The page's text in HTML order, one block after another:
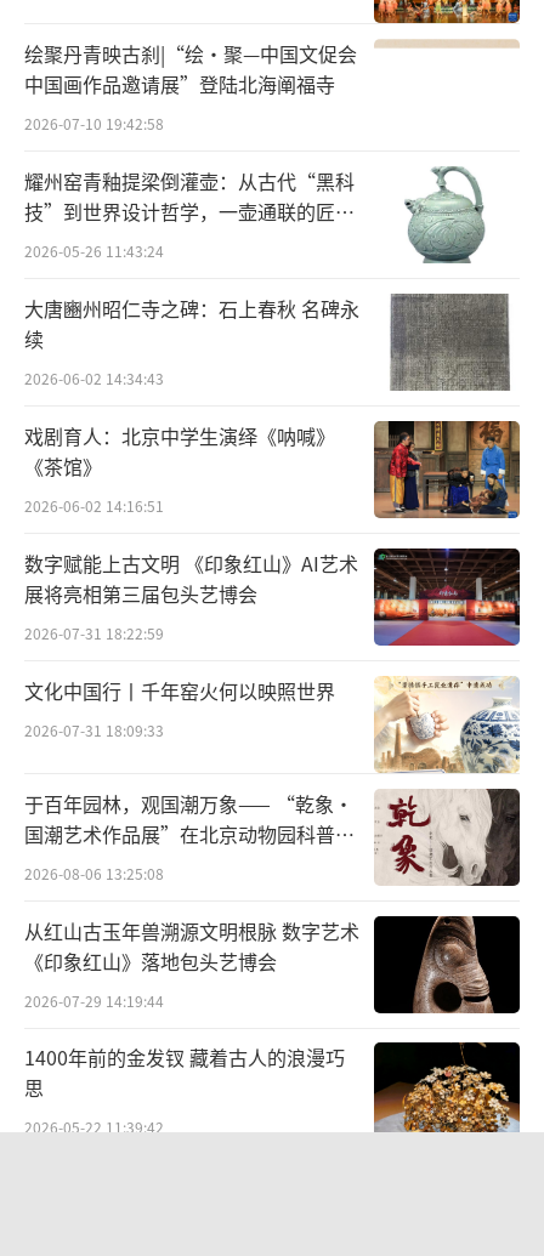
化大都市、为实现中华民族伟大复兴中国梦不
懈奋斗的强大力量。
地”“奠基立业”“富国裕民”“复兴伟
业”四个部分。中共一大代表何叔衡在接受党
的秘密任务时穿过的长衫、觉悟社成员合影、
毛泽东同志参加开国大典所穿的礼服、邓小平
同志视察天津经济技术开发区时“开发区大有
希望”的题词、习近平总书记视察天津期间察
看过的人工智能产品、张伯礼院士湖北抗击疫
情期间《弃胆诗》原件……千余件文物展品、
文献史料、图片视频，全景展示了中国共产党
津市在不同历史时期特别是党的十八大以来取
得的光辉业绩和宝贵经验、百年津沽大地涌现
出的革命先辈和英雄模范。
冀
6月26日，“英雄的土地 辉煌的历程”——
庆祝中国共产党成立100周年河北党史图片档案
文献展在河北博物院开展。河北省委书记、省
人大常委会主任王东峰宣布展览开幕，在讲话
中指出，在党的百年华诞即将到来之际，举办
庆祝中国共产党成立100周年河北党史图片档案
文献展，是深入学习贯彻习近平总书记6月18日
参观“‘不忘初心、牢记使命’中国共产党历
史展览”时发表的重要讲话精神和党中央决策
部署的实际行动，是深入开展党史学习教育
绘聚丹青映古刹|“绘·聚—中国文促会
中国画作品邀请展”登陆北海阐福寺
2026-07-10 19:42:58
耀州窑青釉提梁倒灌壶：从古代“黑科
技”到世界设计哲学，一壶通联的匠心
宇宙
2026-05-26 11:43:24
大唐豳州昭仁寺之碑：石上春秋 名碑永
续
2026-06-02 14:34:43
戏剧育人：北京中学生演绎《呐喊》
《茶馆》
2026-06-02 14:16:51
数字赋能上古文明 《印象红山》AI艺术
展将亮相第三届包头艺博会
2026-07-31 18:22:59
文化中国行丨千年窑火何以映照世界
2026-07-31 18:09:33
于百年园林，观国潮万象—— “乾象·
国潮艺术作品展”在北京动物园科普馆
机动展厅开展
2026-08-06 13:25:08
从红山古玉年兽溯源文明根脉 数字艺术
《印象红山》落地包头艺博会
2026-07-29 14:19:44
1400年前的金发钗 藏着古人的浪漫巧
思
2026-05-22 11:39:42